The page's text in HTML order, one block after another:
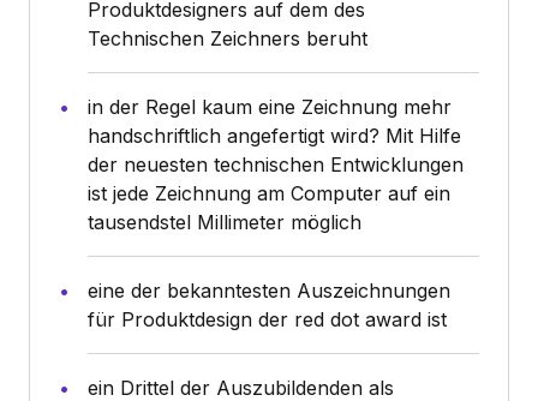
Produktdesigners auf dem des
Technischen Zeichners beruht
in der Regel kaum eine Zeichnung mehr
handschriftlich angefertigt wird? Mit Hilfe
der neuesten technischen Entwicklungen
ist jede Zeichnung am Computer auf ein
tausendstel Millimeter möglich
eine der bekanntesten Auszeichnungen
für Produktdesign der red dot award ist
ein Drittel der Auszubildenden als